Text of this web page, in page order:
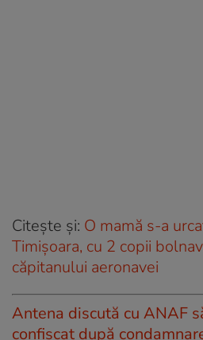
Citeşte și: O mamă s-a
Timișoara, cu 2 copii
căpitanului aeronavei
Antena discută cu ANAF
confiscat după